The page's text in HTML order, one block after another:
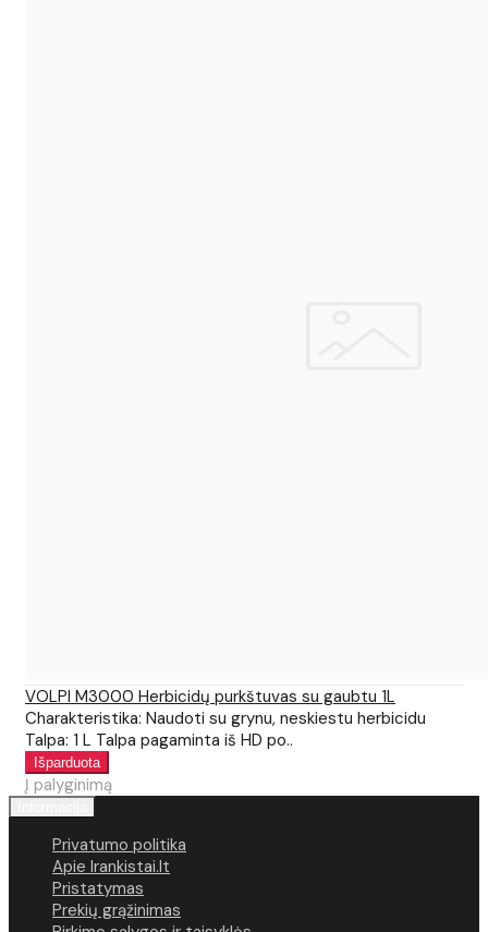
VOLPI M3000 Herbicidų purkštuvas su gaubtu 1L
Charakteristika: Naudoti su grynu, neskiestu herbicidu
Talpa: 1 L Talpa pagaminta iš HD po..
Į palyginimą
Privatumo politika
Apie Irankistai.lt
Pristatymas
Prekių grąžinimas